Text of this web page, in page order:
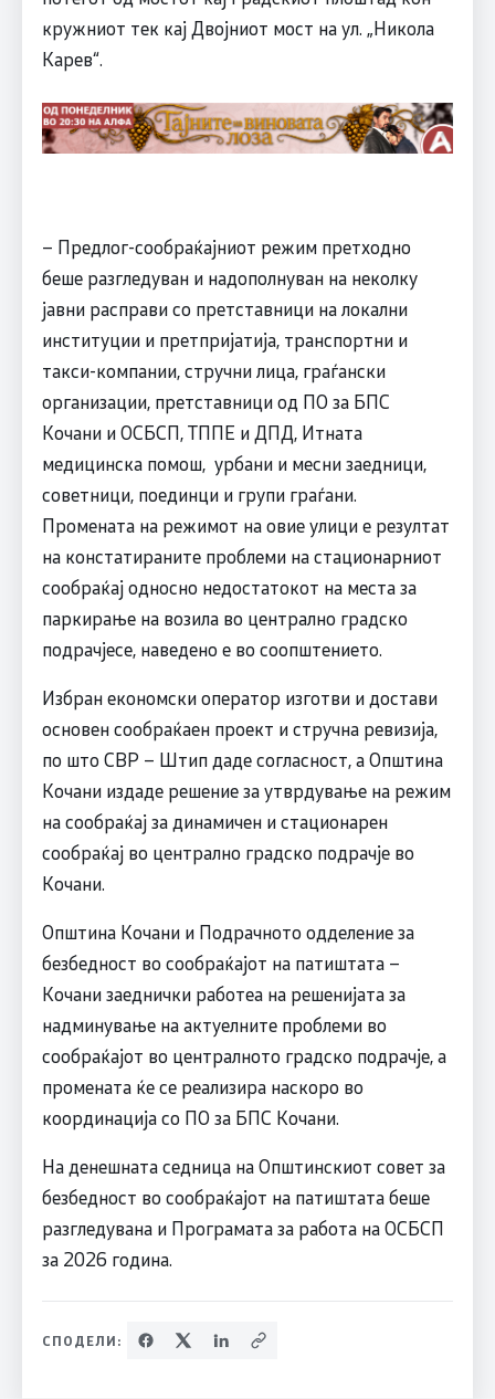
кружниот тек кај Двојниот мост на ул. „Никола
Карев“.
– Предлог-сообраќајниот режим претходно
беше разгледуван и надополнуван на неколку
јавни расправи со претставници на локални
институции и претпријатија, транспортни и
такси-компании, стручни лица, граѓански
организации, претставници од ПО за БПС
Кочани и ОСБСП, ТППЕ и ДПД, Итната
медицинска помош, урбани и месни заедници,
советници, поединци и групи граѓани.
Промената на режимот на овие улици е резултат
на констатираните проблеми на стационарниот
сообраќај односно недостатокот на места за
паркирање на возила во централно градско
подрачјесе, наведено е во соопштението.
Избран економски оператор изготви и достави
основен сообраќаен проект и стручна ревизија,
по што СВР – Штип даде согласност, а Општина
Кочани издаде решение за утврдување на режим
на сообраќај за динамичен и стационарен
сообраќај во централно градско подрачје во
Кочани.
Општина Кочани и Подрачното одделение за
безбедност во сообраќајот на патиштата –
Кочани заеднички работеа на решенијата за
надминување на актуелните проблеми во
сообраќајот во централното градско подрачје, а
промената ќе се реализира наскоро во
координација со ПО за БПС Кочани.
На денешната седница на Општинскиот совет за
безбедност во сообраќајот на патиштата беше
разгледувана и Програмата за работа на ОСБСП
за 2026 година.
СПОДЕЛИ: